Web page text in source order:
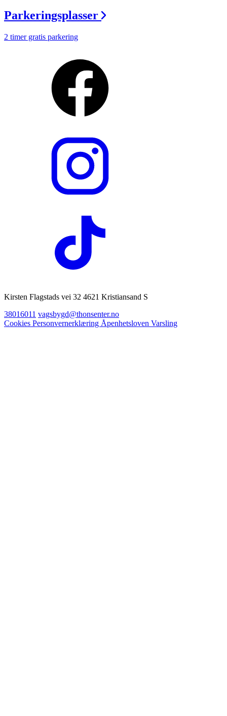
Parkeringsplasser
2 timer gratis parkering
Kirsten Flagstads vei 32 4621 Kristiansand S
38016011 vagsbygd@thonsenter.no
Cookies Personvernerklæring Åpenhetsloven Varsling